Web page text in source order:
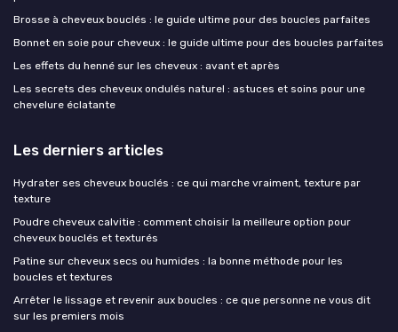
Brosse à cheveux bouclés : le guide ultime pour des boucles parfaites
Bonnet en soie pour cheveux : le guide ultime pour des boucles parfaites
Les effets du henné sur les cheveux : avant et après
Les secrets des cheveux ondulés naturel : astuces et soins pour une
chevelure éclatante
Les derniers articles
Hydrater ses cheveux bouclés : ce qui marche vraiment, texture par
texture
Poudre cheveux calvitie : comment choisir la meilleure option pour
cheveux bouclés et texturés
Patine sur cheveux secs ou humides : la bonne méthode pour les
boucles et textures
Arrêter le lissage et revenir aux boucles : ce que personne ne vous dit
sur les premiers mois